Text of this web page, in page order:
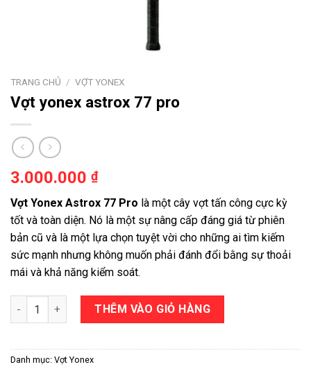
TRANG CHỦ / VỢT YONEX
Vợt yonex astrox 77 pro
3.000.000 ₫
Vợt Yonex Astrox 77 Pro là một cây vợt tấn công cực kỳ
tốt và toàn diện. Nó là một sự nâng cấp đáng giá từ phiên
bản cũ và là một lựa chọn tuyệt vời cho những ai tìm kiếm
sức mạnh nhưng không muốn phải đánh đổi bằng sự thoải
mái và khả năng kiểm soát.
Vợt yonex astrox 77 pro số lượng
THÊM VÀO GIỎ HÀNG
Danh mục: Vợt Yonex